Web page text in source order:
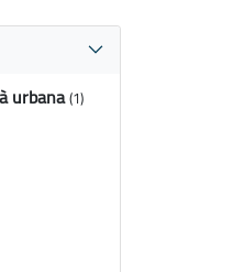
urbana (1)